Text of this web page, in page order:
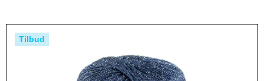
Tilbud